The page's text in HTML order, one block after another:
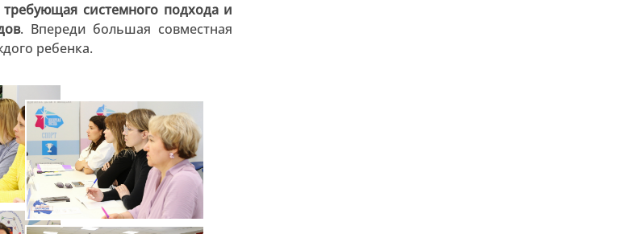
требующая системного подхода и
. Впереди большая совместная
ребенка.